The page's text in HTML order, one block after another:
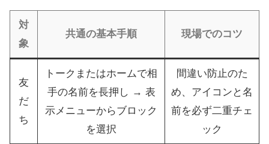
対
象
共通の基本手順 現場でのコツ
友
だ
ち
トークまたはホームで相
手の名前を長押し → 表
示メニューからブロック
を選択
間違い防止のた
め、アイコンと名
前を必ず二重チェ
ック